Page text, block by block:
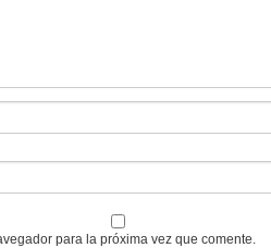
para la próxima vez que comente.